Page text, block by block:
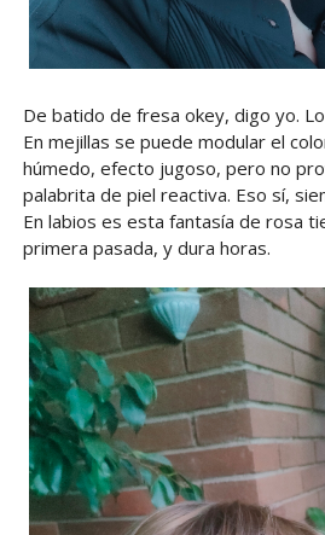
De batido de fresa okey, digo yo.
En mejillas se puede modular el
húmedo, efecto jugoso, pero no
palabrita de piel reactiva. Eso sí,
En labios es esta fantasía de rosa
primera pasada, y dura horas.